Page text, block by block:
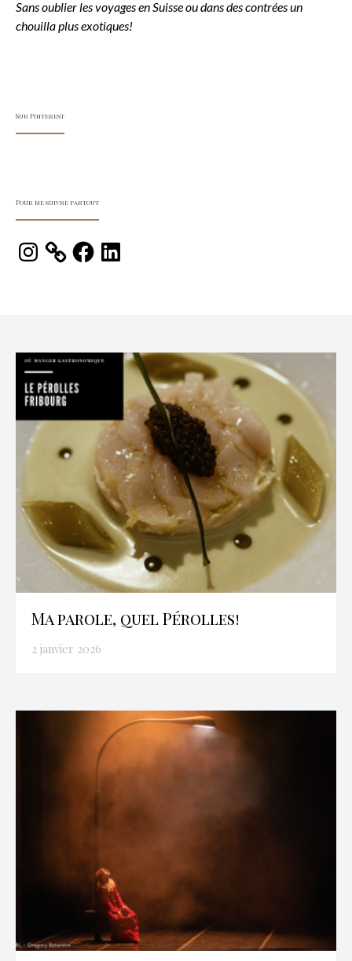
Sans oublier les voyages en Suisse ou dans des contrées un
chouilla plus exotiques!
Sur Pinterest
Pour me suivre partout
Instagram FacebookLinkedIn
Ma parole, quel Pérolles!
2 janvier 2026